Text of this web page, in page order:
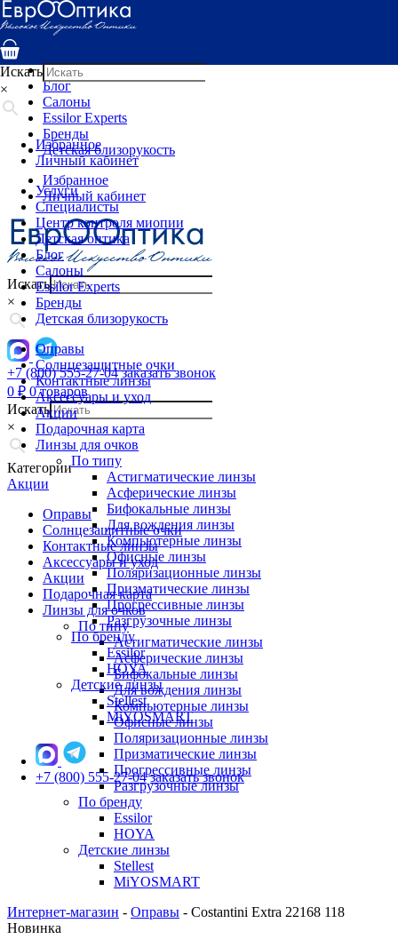
Услуги
Специалисты
Детская оптика
Блог
Салоны
Essilor Experts
Бренды
Детская близорукость
Избранное
Личный кабинет
Искать
×
+7 (800) 555-27-04 заказать звонок
0 ₽ 0 товаров
Искать
×
Категории
Акции
Оправы
Солнцезащитные очки
Контактные линзы
Аксессуары и уход
Акции
Подарочная карта
Линзы для очков
По типу
Астигматические линзы
Асферические линзы
Бифокальные линзы
Для вождения линзы
Компьютерные линзы
Офисные линзы
Поляризационные линзы
Призматические линзы
Прогрессивные линзы
Разгрузочные линзы
По бренду
Essilor
HOYA
Детские линзы
Stellest
MiYOSMART
Искать
×
Избранное
Личный кабинет
Услуги
Специалисты
Центр контроля миопии
Детская оптика
Блог
Салоны
Essilor Experts
Бренды
Детская близорукость
Оправы
Солнцезащитные очки
Контактные линзы
Аксессуары и уход
Акции
Подарочная карта
Линзы для очков
По типу
Астигматические линзы
Асферические линзы
Бифокальные линзы
Для вождения линзы
Компьютерные линзы
Офисные линзы
Поляризационные линзы
Призматические линзы
Прогрессивные линзы
Разгрузочные линзы
По бренду
Essilor
HOYA
Детские линзы
Stellest
MiYOSMART
+7 (800) 555-27-04 заказать звонок
Интернет-магазин - Оправы - Costantini Extra 22168 118
Новинка